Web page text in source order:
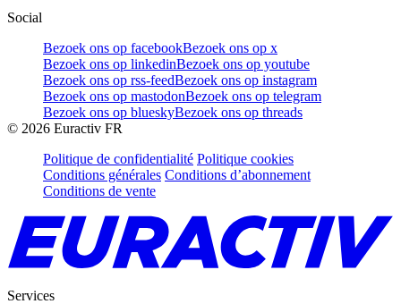
Social
Bezoek ons op facebookBezoek ons op x
Bezoek ons op linkedinBezoek ons op youtube
Bezoek ons op rss-feedBezoek ons op instagram
Bezoek ons op mastodonBezoek ons op telegram
Bezoek ons op blueskyBezoek ons op threads
© 2026 Euractiv FR
Politique de confidentialité Politique cookies
Conditions générales Conditions d’abonnement
Conditions de vente
Services